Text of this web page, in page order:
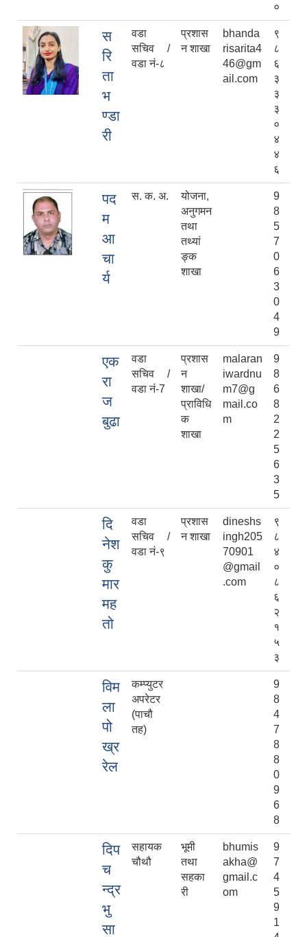
०
स
रि
ता
भ
ण्डा
री
वडा
सचिव /
वडा नं-८
प्रशास
न शाखा
bhanda
risarita4
46@gm
ail.com
९
८
६
३
३
३
०
४
४
६
पद
म
आ
चा
र्य
स. क. अ.
योजना,
अनुगमन
तथा
तथ्यां
ङ्क
शाखा
9
8
5
7
0
6
3
0
4
9
एक
रा
ज
बुढा
वडा
सचिव /
वडा नं-7
प्रशास
न
शाखा/
प्राविधि
क
शाखा
malaran
iwardnu
m7@g
mail.co
m
9
8
6
8
2
2
5
6
3
5
दि
नेश
कु
मार
मह
तो
वडा
सचिव /
वडा नं-९
प्रशास
न शाखा
dineshs
ingh205
70901
@gmail
.com
९
८
४
०
८
६
२
१
५
३
विम
ला
पो
ख्र
रेल
कम्प्युटर
अपरेटर
(पाचौ
तह)
9
8
4
7
8
8
0
9
6
8
दिप
च
न्द्र
भु
सा
सहायक
चौथौ
भूमी
तथा
सहका
री
bhumis
akha@
gmail.c
om
9
7
4
5
9
1